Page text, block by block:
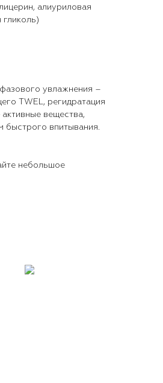
алиуриловая
гликоль)
увлажнения –
TWEL, регидратация
вещества,
быстрого впитывания.
небольшое